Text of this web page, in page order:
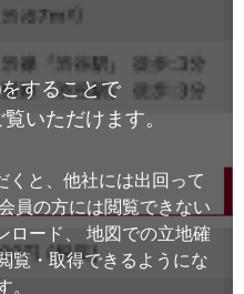
することで
いただけます。
くと、他社には出回って
員の方には閲覧できない
ード、
地図での立地確
覧・取得できるようにな
。